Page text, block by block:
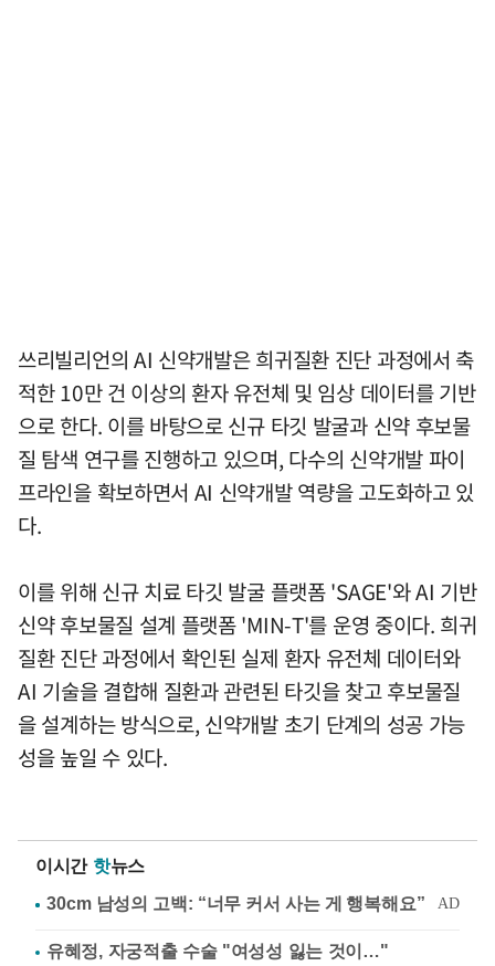
쓰리빌리언의 AI 신약개발은 희귀질환 진단 과정에서 축
적한 10만 건 이상의 환자 유전체 및 임상 데이터를 기반
으로 한다. 이를 바탕으로 신규 타깃 발굴과 신약 후보물
질 탐색 연구를 진행하고 있으며, 다수의 신약개발 파이
프라인을 확보하면서 AI 신약개발 역량을 고도화하고 있
다.
이를 위해 신규 치료 타깃 발굴 플랫폼 'SAGE'와 AI 기반
신약 후보물질 설계 플랫폼 'MIN-T'를 운영 중이다. 희귀
질환 진단 과정에서 확인된 실제 환자 유전체 데이터와
AI 기술을 결합해 질환과 관련된 타깃을 찾고 후보물질
을 설계하는 방식으로, 신약개발 초기 단계의 성공 가능
성을 높일 수 있다.
이시간 핫뉴스
유혜정, 자궁적출 수술 "여성성 잃는 것이…"